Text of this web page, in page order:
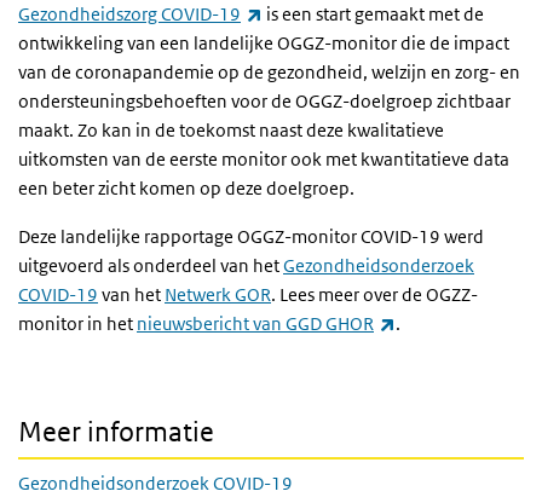
Gezondheidszorg COVID-19
(externe link)
is een start gemaakt met de
ontwikkeling van een landelijke OGGZ-monitor die de impact
van de coronapandemie op de gezondheid, welzijn en zorg- en
ondersteuningsbehoeften voor de OGGZ-doelgroep zichtbaar
maakt. Zo kan in de toekomst naast deze kwalitatieve
uitkomsten van de eerste monitor ook met kwantitatieve data
een beter zicht komen op deze doelgroep.
Deze landelijke rapportage OGGZ-monitor COVID-19 werd
uitgevoerd als onderdeel van hetGezondheidsonderzoek
COVID-19 van het Netwerk GOR. Lees meer over de OGZZ-
monitor in het nieuwsbericht van GGD GHOR (externe link)
.
Meer informatie
Gezondheidsonderzoek COVID-19